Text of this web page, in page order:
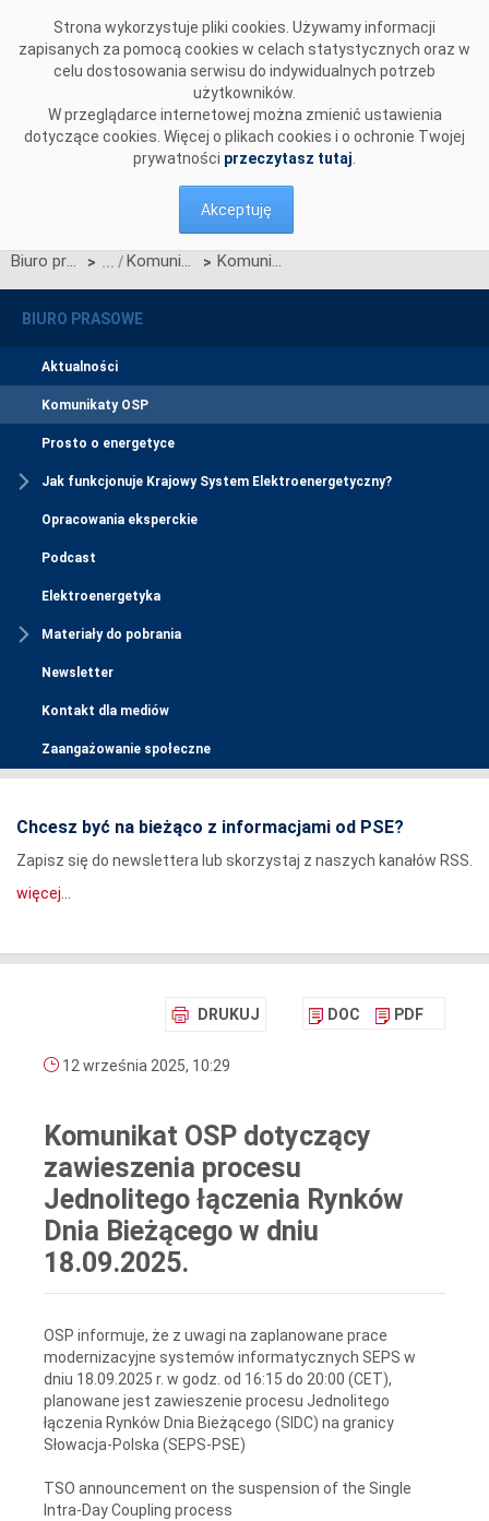
Strona wykorzystuje pliki cookies. Używamy informacji
zapisanych za pomocą cookies w celach statystycznych oraz w
celu dostosowania serwisu do indywidualnych potrzeb
użytkowników.
W przeglądarce internetowej można zmienić ustawienia
dotyczące cookies. Więcej o plikach cookies i o ochronie Twojej
prywatności przeczytasz tutaj
Akceptuję
Biuro prasowe > Komunikaty OSP > Komunikat OSP dotyczący zawieszenia procesu Jednolitego łączenia Rynków Dnia Bieżącego w dniu 18.09.2025.
BIURO PRASOWE
Aktualności
Komunikaty OSP
Prosto o energetyce
Jak funkcjonuje Krajowy System Elektroenergetyczny?
Opracowania eksperckie
Podcast
Elektroenergetyka
Materiały do pobrania
Newsletter
Kontakt dla mediów
Zaangażowanie społeczne
Chcesz być na bieżąco z informacjami od PSE?
Zapisz się do newslettera lub skorzystaj z naszych kanałów RSS.
więcej...
DRUKUJ DOC PDF
12 września 2025, 10:29
Komunikat OSP dotyczący
zawieszenia procesu
Jednolitego łączenia Rynków
Dnia Bieżącego w dniu
18.09.2025.
OSP informuje, że z uwagi na zaplanowane prace
modernizacyjne systemów informatycznych SEPS w
dniu 18.09.2025 r. w godz. od 16:15 do 20:00 (CET),
planowane jest zawieszenie procesu Jednolitego
łączenia Rynków Dnia Bieżącego (SIDC) na granicy
Słowacja-Polska (SEPS-PSE)
TSO announcement on the suspension of the Single
Intra-Day Coupling process